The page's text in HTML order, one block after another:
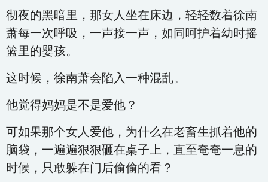
彻夜的黑暗里，那女人坐在床边，轻轻数着徐南
萧每一次呼吸，一声接一声，如同呵护着幼时摇
篮里的婴孩。
这时候，徐南萧会陷入一种混乱。
他觉得妈妈是不是爱他？
可如果那个女人爱他，为什么在老畜生抓着他的
脑袋，一遍遍狠狠砸在桌子上，直至奄奄一息的
时候，只敢躲在门后偷偷的看？